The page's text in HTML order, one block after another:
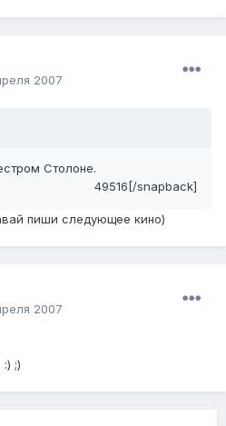
2007
Столоне.
49516[/snapback]
пиши следующее кино)
2007
;)